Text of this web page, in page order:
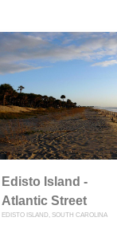
Edisto Island -
Atlantic Street
EDISTO ISLAND, SOUTH CAROLINA